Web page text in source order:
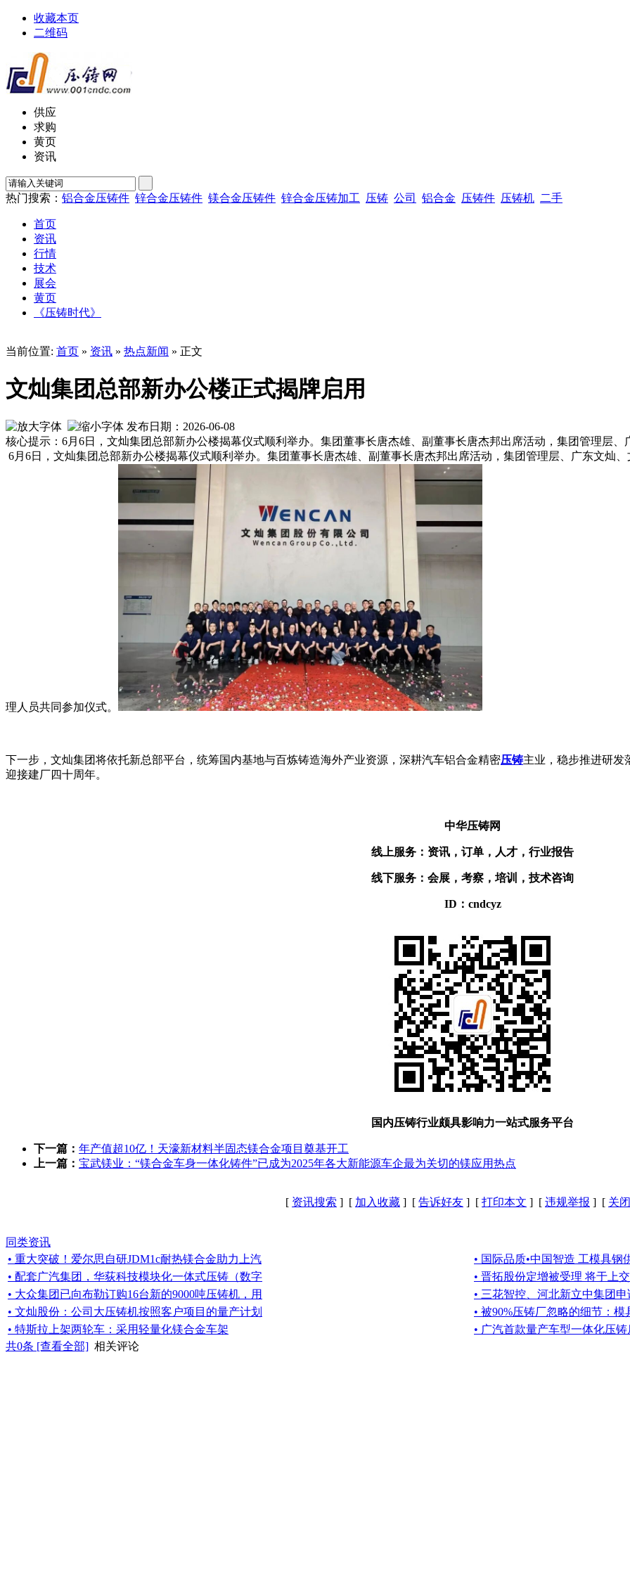
收藏本页
二维码
供应
求购
黄页
资讯
热门搜索： 铝合金压铸件 锌合金压铸件 镁合金压铸件 锌合金压铸加工 压铸 公司 铝合金 压铸件 压铸机 二手
首页
资讯
行情
技术
展会
黄页
《压铸时代》
当前位置: 首页 » 资讯 » 热点新闻 » 正文
文灿集团总部新办公楼正式揭牌启用
发布日期：2026-06-08
核心提示：6月6日，文灿集团总部新办公楼揭幕仪式顺利举办。集团董事长唐杰雄、副董事长唐杰邦出席活动，集团管理层、
6月6日，文灿集团总部新办公楼揭幕仪式顺利举办。集团董事长唐杰雄、副董事长唐杰邦出席活动，集团管理层、广东文灿
理人员共同参加仪式。
下一步，文灿集团将依托新总部平台，统筹国内基地与百炼铸造海外产业资源，深耕汽车铝合金精密压铸主业，稳步推进研发
迎接建厂四十周年。
中华压铸网
线上服务：资讯，订单，人才，行业报告
线下服务：会展，考察，培训，技术咨询
ID：cndcyz
国内压铸行业颇具影响力一站式服务平台
下一篇： 年产值超10亿！天濠新材料半固态镁合金项目奠基开工
上一篇： 宝武镁业：“镁合金车身一体化铸件”已成为2025年各大新能源车企最为关切的镁应用热点
[ 资讯搜索 ] [ 加入收藏 ] [ 告诉好友 ] [ 打印本文 ] [ 违规举报 ] [ 关
同类资讯
• 重大突破！爱尔思自研JDM1c耐热镁合金助力上汽
• 国际品质•中国智造 工模具钢
• 配套广汽集团，华荻科技模块化一体式压铸（数字
• 晋拓股份定增被受理 将于上
• 大众集团已向布勒订购16台新的9000吨压铸机，用
• 三花智控、河北新立中集团
• 文灿股份：公司大压铸机按照客户项目的量产计划
• 被90%压铸厂忽略的细节：
• 特斯拉上架两轮车：采用轻量化镁合金车架
• 广汽首款量产车型一体化压
共0条 [查看全部] 相关评论